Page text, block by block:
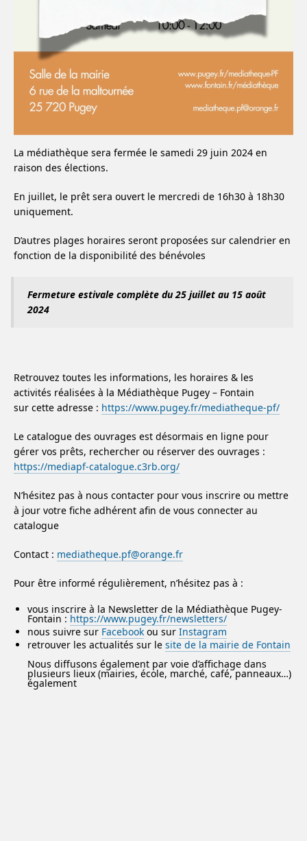
La médiathèque sera fermée le samedi 29 juin 2024 en
raison des élections.
En juillet, le prêt sera ouvert le mercredi de 16h30 à 18h30
uniquement.
D’autres plages horaires seront proposées sur calendrier en
fonction de la disponibilité des bénévoles
Fermeture estivale complète du 25 juillet au 15 août
2024
Retrouvez toutes les informations, les horaires & les
activités réalisées à la Médiathèque Pugey – Fontain
sur cette adresse : https://www.pugey.fr/mediatheque-pf/
Le catalogue des ouvrages est désormais en ligne pour
gérer vos prêts, rechercher ou réserver des ouvrages :
https://mediapf-catalogue.c3rb.org/
N’hésitez pas à nous contacter pour vous inscrire ou mettre
à jour votre fiche adhérent afin de vous connecter au
catalogue
Contact : mediatheque.pf@orange.fr
Pour être informé régulièrement, n’hésitez pas à :
vous inscrire à la Newsletter de la Médiathèque Pugey-
Fontain : https://www.pugey.fr/newsletters/
nous suivre sur Facebook ou sur Instagram
retrouver les actualités sur le site de la mairie de Fontain
Nous diffusons également par voie d’affichage dans
plusieurs lieux (mairies, école, marché, café, panneaux…)
également